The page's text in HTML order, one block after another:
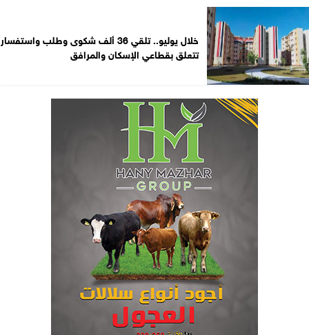
خلال يوليو.. تلقي 36 ألف شكوى وطلب واستفسار
تتعلق بقطاعي الإسكان والمرافق